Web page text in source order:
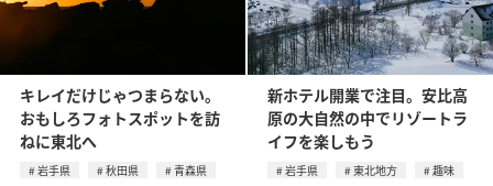
キレイだけじゃつまらない。
おもしろフォトスポットを訪
ねに東北へ
岩手県 秋田県
青森県
新ホテル開業で注目。安比高
原の大自然の中でリゾートラ
イフを楽しもう
岩手県 東北地方
趣味